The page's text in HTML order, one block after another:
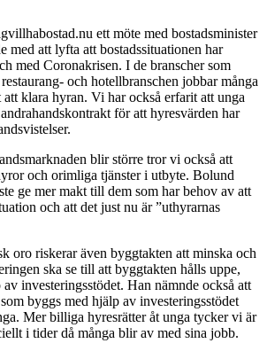
ett möte med bostadsminister
med att lyfta att bostadssituationen har
med Coronakrisen. I de branscher som
och hotellbranschen jobbar många
att klara hyran. Vi har också erfarit att unga
för att hyresvärden har
blir större tror vi också att
och orimliga tjänster i utbyte. Bolund
ge mer makt till dem som har behov av att
och att det just nu är ”uthyrarnas
oro riskerar även byggtakten att minska och
ska se till att byggtakten hålls uppe,
investeringsstödet. Han nämnde också att
byggs med hjälp av investeringsstödet
Mer billiga hyresrätter åt unga tycker vi är
i tider då många blir av med sina jobb.